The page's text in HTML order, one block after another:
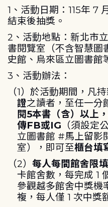
1、活動日期：115年 7
結束後抽獎。
2、活動地點：新北市
書閱覽室（不含智慧圖
史館、烏來區立圖書館
3、活動辦法：
（1）於活動期間，凡
證之讀者，至任一分
閱5本書（含）以上
傳FB或IG （須設定
立圖書館 #馬上留影
室），即可至櫃台填
（2）每人每間館舍限
卡館舍數，每完成 1
參觀越多館舍中獎機
複，每人僅 1 次中獎